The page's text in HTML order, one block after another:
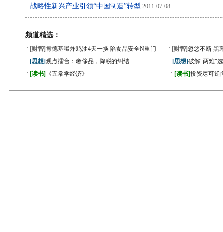
· 战略性新兴产业引领“中国制造”转型 2011-07-08
频道精选：
· [财智]肯德基曝炸鸡油4天一换 陷食品安全N重门 · [财智]忽悠不断 黑
· [思想]观点擂台：奢侈品，降税的纠结 · [思想]破解"两难"
· [读书] 《五常学经济》 · [读书]投资尽可逆